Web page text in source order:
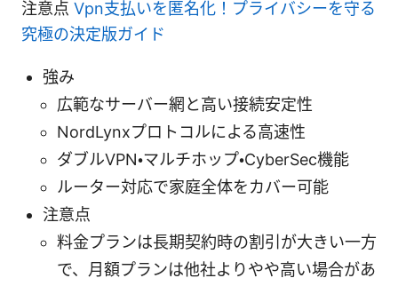
注意点 Vpn支払いを匿名化！プライバシーを守る
究極の決定版ガイド
強み
広範なサーバー網と高い接続安定性
NordLynxプロトコルによる高速性
ダブルVPN・マルチホップ・CyberSec機能
ルーター対応で家庭全体をカバー可能
注意点
料金プランは長期契約時の割引が大きい一方
で、月額プランは他社よりやや高い場合があ